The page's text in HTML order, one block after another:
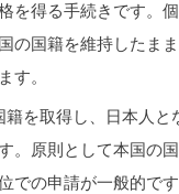
を得る手続きです。
の国籍を維持したま
す。
籍を取得し、 日本人と
。原則として本国の
での申請が一般的です